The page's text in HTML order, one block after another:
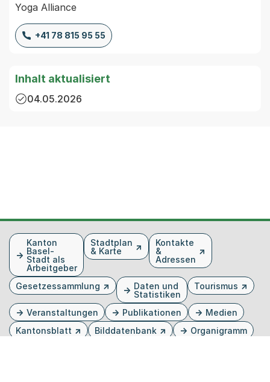
Yoga Alliance
+41 78 815 95 55
Inhalt aktualisiert
04.05.2026
FusszeileKanton
Basel-
Stadt als
Arbeitgeber
Stadtplan
& Karte
Kontakte
&
Adressen
Gesetzessammlung
Daten und
Statistiken
Tourismus
Veranstaltungen Publikationen
Medien
Kantonsblatt
Bilddatenbank
Organigramm